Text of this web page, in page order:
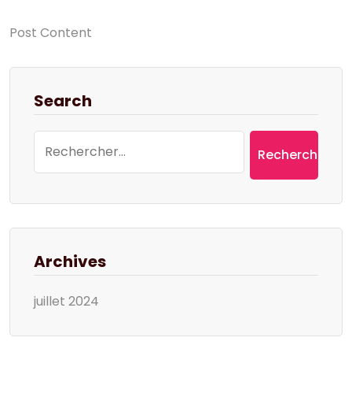
Post Content
Search
Archives
juillet 2024